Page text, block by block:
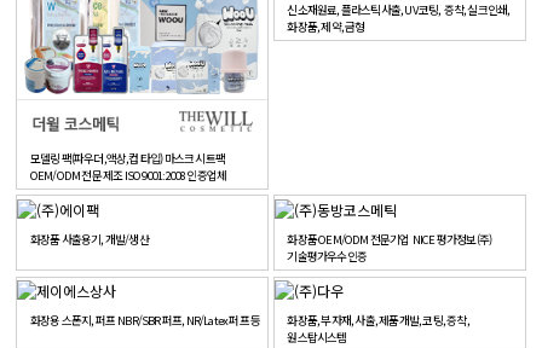
모델링 팩(파우더,액상,컵 타입) 마스크 시트팩
OEM/ODM 전문 제조 ISO 9001:2008 인증업체
신소재원료, 플라스틱사출, UV코팅, 증착, 실크인쇄,
화장품, 제약, 금형
화장품 사출용기, 개발/생산
화장품 OEM/ODM 전문기업 NICE 평가정보(주)
기술평가우수인증
화장용 스폰지, 퍼프 NBR/SBR 퍼프, NR/Latex 퍼프 등
화장품, 부자재, 사출, 제품개발, 코팅, 증착,
원스탑시스템